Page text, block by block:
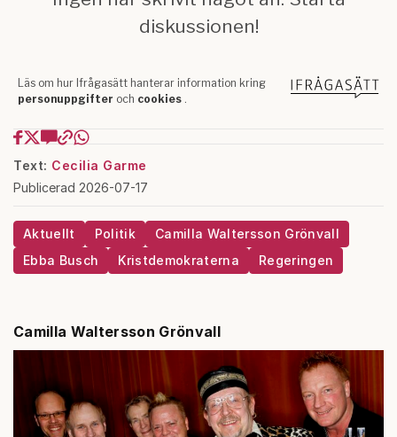
Text: Cecilia Garme
Publicerad 2026-07-17
Aktuellt Politik
Camilla Waltersson Grönvall
Ebba Busch
Kristdemokraterna Regeringen
Camilla Waltersson Grönvall